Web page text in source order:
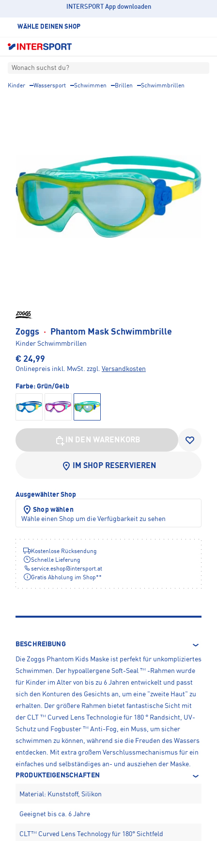
INTERSPORT App downloaden
WÄHLE DEINEN SHOP
Wonach suchst du?
Kinder Wassersport Schwimmen Brillen Schwimmbrillen
Zoggs · Phantom Mask Schwimmbrille
Kinder Schwimmbrillen
€ 24,99
Onlinepreis inkl. MwSt. zzgl. Versandkosten
Farbe: Grün/Gelb
IN DEN WARENKORB
IM SHOP RESERVIEREN
Ausgewählter Shop
Shop wählen
Wähle einen Shop um die Verfügbarkeit zu sehen
Kostenlose Rücksendung
Schnelle Lieferung
service.eshop@intersport.at
Gratis Abholung im Shop**
BESCHREIBUNG
Die Zoggs Phantom Kids Maske ist perfekt für unkompliziertes
Schwimmen. Der hypoallergene Soft-Seal ™ -Rahmen wurde
für Kinder im Alter von bis zu 6 Jahren entwickelt und passt
sich den Konturen des Gesichts an, um eine "zweite Haut" zu
erhalten. Der größere Rahmen bietet fantastische Sicht mit
der CLT ™ Curved Lens Technologie für 180 ° Randsicht, UV-
Schutz und Fogbuster ™ Anti-Fog, ein Muss, um sicher
schwimmen zu können, während sie die Freuden des Wassers
entdecken. Mit extra großem Verschlussmechanismus für ein
einfaches und selbständiges an- und ausziehen der Maske.
PRODUKTEIGENSCHAFTEN
Material: Kunststoff, Silikon
Geeignet bis ca. 6 Jahre
CLT™ Curved Lens Technology für 180° Sichtfeld